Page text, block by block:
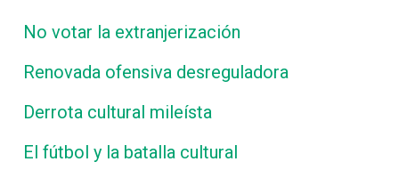
No votar la extranjerización
Renovada ofensiva desreguladora
Derrota cultural mileísta
El fútbol y la batalla cultural